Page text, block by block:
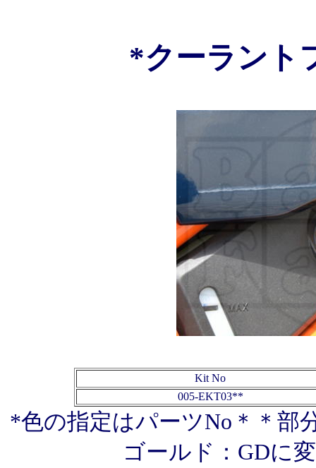
*クーラント
Kit No
005-EKT03**
*色の指定はパーツNo＊＊部
ゴールド：GDに